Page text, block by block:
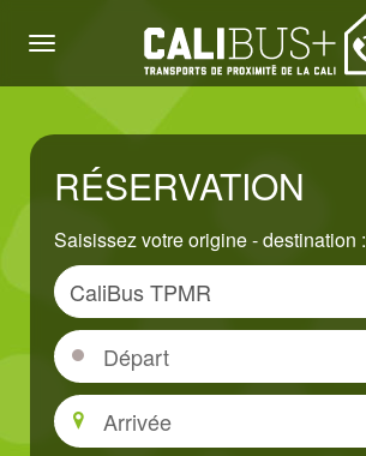
Menu
RÉSERVATION
Saisissez votre origine - destination :
Zone
Départ
Arrivée